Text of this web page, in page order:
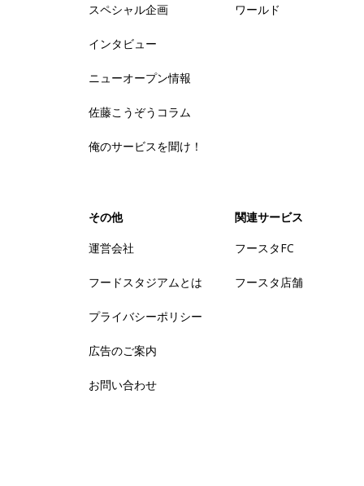
スペシャル企画
インタビュー
ニューオープン情報
佐藤こうぞうコラム
俺のサービスを聞け！
ワールド
その他
運営会社
フードスタジアムとは
プライバシーポリシー
広告のご案内
お問い合わせ
関連サービス
フースタFC
フースタ店舗